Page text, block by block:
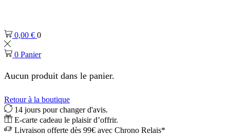
0,00 € 0
0 Panier
Aucun produit dans le panier.
Retour à la boutique
14 jours pour changer d'avis.
E-carte cadeau le plaisir d’offrir.
Livraison offerte dès 99€ avec Chrono Relais*